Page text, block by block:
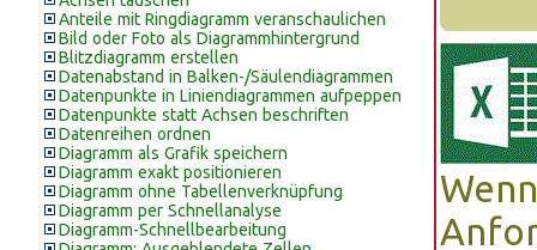
Anteile mit Ringdiagramm veranschaulichen
Bild oder Foto als Diagrammhintergrund
Blitzdiagramm erstellen
Datenabstand in Balken-/Säulendiagrammen
Datenpunkte in Liniendiagrammen aufpeppen
Datenpunkte statt Achsen beschriften
Datenreihen ordnen
Diagramm als Grafik speichern
Diagramm exakt positionieren
Diagramm ohne Tabellenverknüpfung
Diagramm per Schnellanalyse
Diagramm-Schnellbearbeitung